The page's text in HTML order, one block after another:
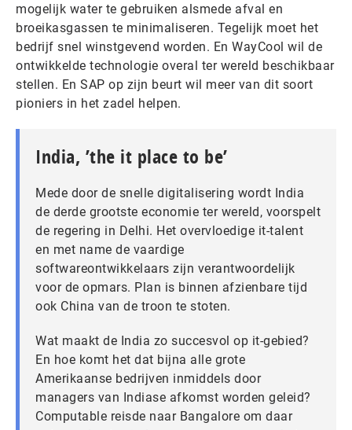
mogelijk water te gebruiken alsmede afval en
broeikasgassen te minimaliseren. Tegelijk moet het
bedrijf snel winstgevend worden. En WayCool wil de
ontwikkelde technologie overal ter wereld beschikbaar
stellen. En SAP op zijn beurt wil meer van dit soort
pioniers in het zadel helpen.
India, ’the it place to be’
Mede door de snelle digitalisering wordt India
de derde grootste economie ter wereld, voorspelt
de regering in Delhi. Het overvloedige it-talent
en met name de vaardige
softwareontwikkelaars zijn verantwoordelijk
voor de opmars. Plan is binnen afzienbare tijd
ook China van de troon te stoten.
Wat maakt de India zo succesvol op it-gebied?
En hoe komt het dat bijna alle grote
Amerikaanse bedrijven inmiddels door
managers van Indiase afkomst worden geleid?
Computable reisde naar Bangalore om daar